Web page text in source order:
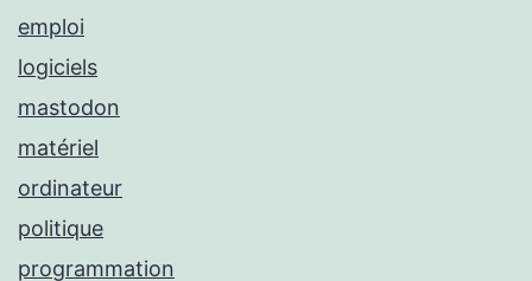
emploi
logiciels
mastodon
matériel
ordinateur
politique
programmation